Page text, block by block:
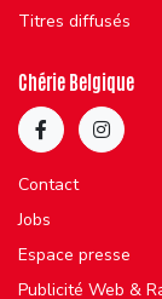
Titres diffusés
Chérie Belgique
Contact
Jobs
Espace presse
Publicité Web &